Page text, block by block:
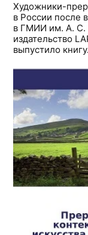
Художники-
в России после
в ГМИИ им. А. С.
издательство
выпустило